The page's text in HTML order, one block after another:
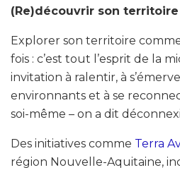
(Re)découvrir son
Explorer son territoire
fois : c’est tout l’esprit de la
invitation à ralentir, à
environnants et à se
soi-même – on a dit
Des initiatives comme Terra
région Nouvelle-Aquitaine,